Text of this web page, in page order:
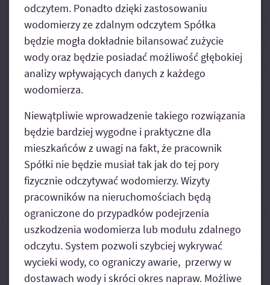
odczytem. Ponadto dzięki zastosowaniu
wodomierzy ze zdalnym odczytem Spółka
będzie mogła dokładnie bilansować zużycie
wody oraz będzie posiadać możliwość głębokiej
analizy wpływających danych z każdego
wodomierza.
Niewątpliwie wprowadzenie takiego rozwiązania
będzie bardziej wygodne i praktyczne dla
mieszkańców z uwagi na fakt, że pracownik
Spółki nie będzie musiał tak jak do tej pory
fizycznie odczytywać wodomierzy. Wizyty
pracowników na nieruchomościach będą
ograniczone do przypadków podejrzenia
uszkodzenia wodomierza lub modułu zdalnego
odczytu. System pozwoli szybciej wykrywać
wycieki wody, co ograniczy awarie, przerwy w
dostawach wody i skróci okres napraw. Możliwe